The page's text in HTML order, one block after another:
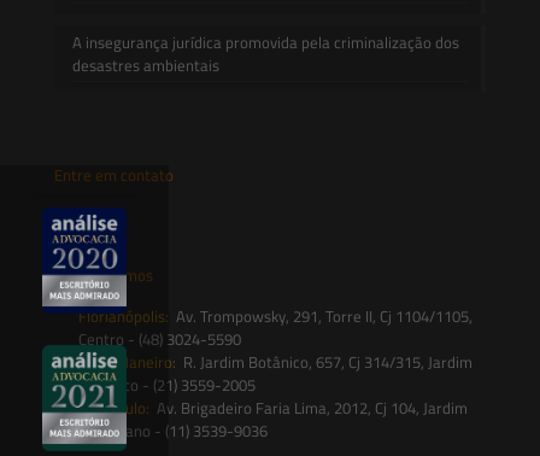
A insegurança jurídica promovida pela criminalização dos
desastres ambientais
Entre em contato
contato@saesadvogados.com.br
Onde estamos
Florianópolis: Av. Trompowsky, 291, Torre II, Cj 1104/1105,
Centro - (48) 3024-5590
Rio de Janeiro: R. Jardim Botânico, 657, Cj 314/315, Jardim
Botânico - (21) 3559-2005
São Paulo: Av. Brigadeiro Faria Lima, 2012, Cj 104, Jardim
Paulistano - (11) 3539-9036